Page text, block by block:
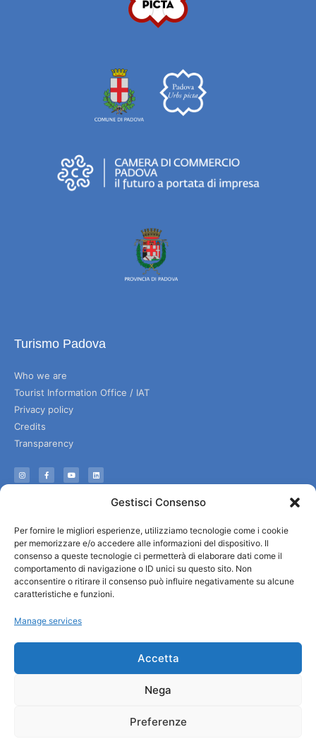
Gestisci Consenso
Per fornire le migliori esperienze, utilizziamo tecnologie come i cookie
per memorizzare e/o accedere alle informazioni del dispositivo. Il
consenso a queste tecnologie ci permetterà di elaborare dati come il
comportamento di navigazione o ID unici su questo sito. Non
acconsentire o ritirare il consenso può influire negativamente su alcune
caratteristiche e funzioni.
Manage services
Accetta
Nega
Preferenze
Turismo Padova
Who we are
Tourist Information Office / IAT
Privacy policy
Credits
Transparency
Useful services
Brochures
© All rights reserved